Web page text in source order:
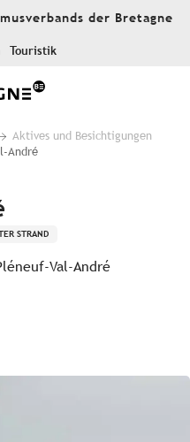
der Bretagne
Touristik
Aktives und Besichtigungen
André
STRAND
Val-André